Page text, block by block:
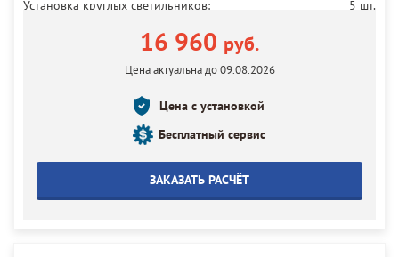
Установка круглых светильников:
5 шт.
16 960 руб.
Цена актуальна до 09.08.2026
Цена с установкой
Бесплатный сервис
ЗАКАЗАТЬ РАСЧЁТ